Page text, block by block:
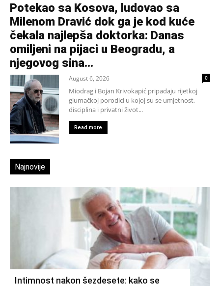
Potekao sa Kosova, ludovao sa
Milenom Dravić dok ga je kod kuće
čekala najlepša doktorka: Danas
omiljeni na pijaci u Beogradu, a
njegovog sina...
August 6, 2026 0
Miodrag i Bojan Krivokapić pripadaju rijetkoj
glumačkoj porodici u kojoj su se umjetnost,
disciplina i privatni život...
Read more
Najnovije
Intimnost nakon šezdesete: kako se